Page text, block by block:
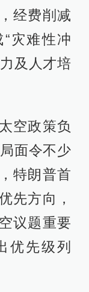
经费削减
灾难性冲
及人才培
空政策负
面令不少
特朗普首
先方向，
议题重要
优先级列